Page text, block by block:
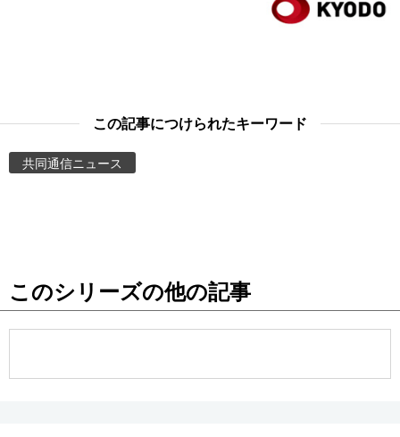
スポーツ・東京2020
Images
この記事につけられたキーワード
共同通信ニュース
このシリーズの他の記事